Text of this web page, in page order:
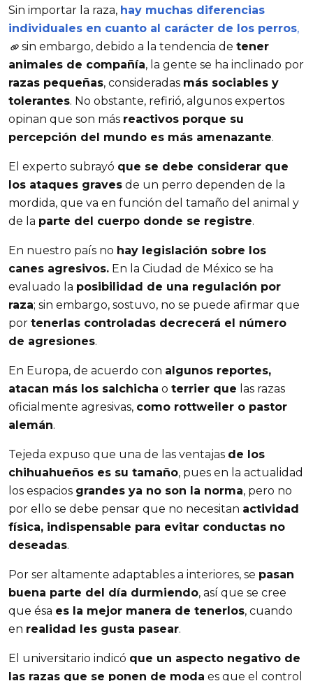
Sin importar la raza, hay muchas diferencias
individuales en cuanto al carácter de los perros,
sin embargo, debido a la tendencia de tener
animales de compañía, la gente se ha inclinado por
razas pequeñas, consideradas más sociables y
tolerantes. No obstante, refirió, algunos expertos
opinan que son más reactivos porque su
percepción del mundo es más amenazante.
El experto subrayó que se debe considerar que
los ataques graves de un perro dependen de la
mordida, que va en función del tamaño del animal y
de la parte del cuerpo donde se registre.
En nuestro país no hay legislación sobre los
canes agresivos. En la Ciudad de México se ha
evaluado la posibilidad de una regulación por
raza; sin embargo, sostuvo, no se puede afirmar que
por tenerlas controladas decrecerá el número
de agresiones.
En Europa, de acuerdo con algunos reportes,
atacan más los salchicha o terrier que las razas
oficialmente agresivas, como rottweiler o pastor
alemán.
Tejeda expuso que una de las ventajas de los
chihuahueños es su tamaño, pues en la actualidad
los espacios grandes ya no son la norma, pero no
por ello se debe pensar que no necesitan actividad
física, indispensable para evitar conductas no
deseadas.
Por ser altamente adaptables a interiores, se pasan
buena parte del día durmiendo, así que se cree
que ésa es la mejor manera de tenerlos, cuando
en realidad les gusta pasear.
El universitario indicó que un aspecto negativo de
las razas que se ponen de moda es que el control